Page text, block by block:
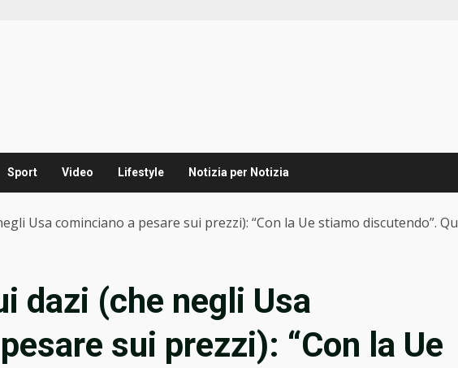
Sport Video Lifestyle Notizia per Notizia
Usa cominciano a pesare sui prezzi): “Con la Ue stiamo discutendo”.
dazi (che negli Usa
sui prezzi): “Con la Ue